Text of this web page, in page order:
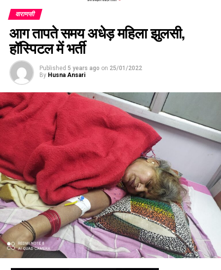
वाराणसी
आग तापते समय अधेड़ महिला झुलसी,
हॉस्पिटल में भर्ती
Published 5 years ago on 25/01/2022
By Husna Ansari